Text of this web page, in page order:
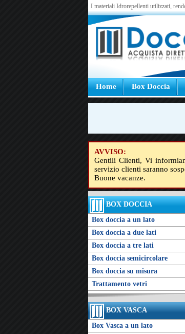
I materiali Idrorepellenti utilizzati,
Home Box Doccia
AVVISO:
Gentili Clienti, Vi
servizio clienti saranno
Buone vacanze.
BOX DOCCIA
Box doccia a un lato
Box doccia a due lati
Box doccia a tre lati
Box doccia semicircolare
Box doccia su misura
Trattamento vetri
BOX VASCA
Box Vasca a un lato